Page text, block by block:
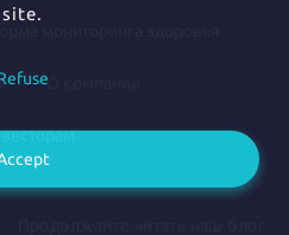
О компании
site.